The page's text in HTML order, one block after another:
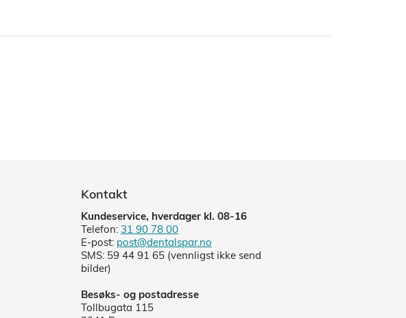
Kontakt
Kundeservice, hverdager kl. 08-16
Telefon: 31 90 78 00
E-post: post@dentalspar.no
SMS: 59 44 91 65 (vennligst ikke send
bilder)
Besøks- og postadresse
Tollbugata 115